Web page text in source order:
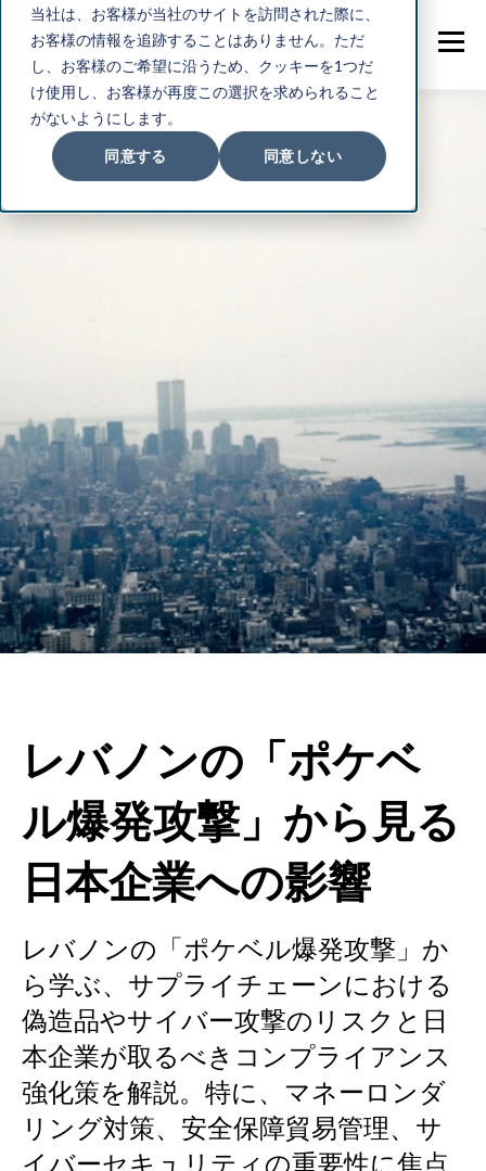
当社は、お客様が当社のサイトを訪問された際に、
お客様の情報を追跡することはありません。ただ
し、お客様のご希望に沿うため、クッキーを1つだ
け使用し、お客様が再度この選択を求められること
がないようにします。
同意する 同意しない
レバノンの「ポケベ
ル爆発攻撃」から見る
日本企業への影響
レバノンの「ポケベル爆発攻撃」か
ら学ぶ、サプライチェーンにおける
偽造品やサイバー攻撃のリスクと日
本企業が取るべきコンプライアンス
強化策を解説。特に、マネーロンダ
リング対策、安全保障貿易管理、サ
イバーセキュリティの重要性に焦点